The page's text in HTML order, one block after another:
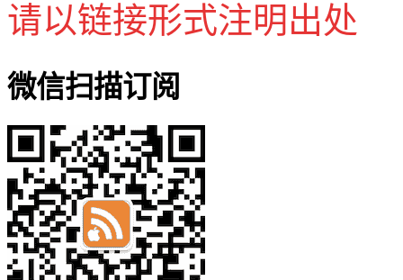
请以链接形式注明出处
微信扫描订阅